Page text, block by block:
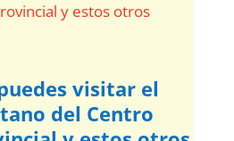
visitar el
del Centro